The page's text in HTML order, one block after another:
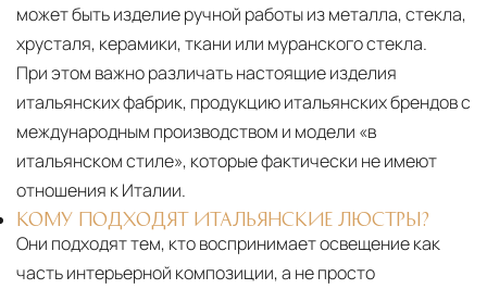
может быть изделие ручной работы из металла, стекла,
хрусталя, керамики, ткани или муранского стекла.
При этом важно различать настоящие изделия
итальянских фабрик, продукцию итальянских брендов с
международным производством и модели «в
итальянском стиле», которые фактически не имеют
отношения к Италии.
КОМУ ПОДХОДЯТ ИТАЛЬЯНСКИЕ ЛЮСТРЫ?
Они подходят тем, кто воспринимает освещение как
часть интерьерной композиции, а не просто